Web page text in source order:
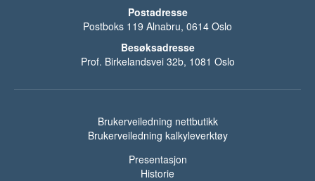
Postadresse
Postboks 119 Alnabru, 0614 Oslo
Besøksadresse
Prof. Birkelandsvei 32b, 1081 Oslo
Brukerveiledning nettbutikk
Brukerveiledning kalkyleverktøy
Presentasjon
Historie